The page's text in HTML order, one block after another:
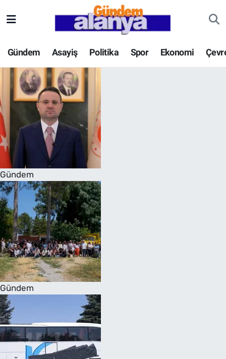
Gündem Asayiş Politika Spor Ekonomi
Gündem
Gündem